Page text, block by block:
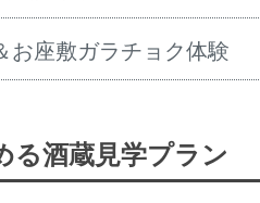
座敷ガラチョク体験
酒蔵見学プラン